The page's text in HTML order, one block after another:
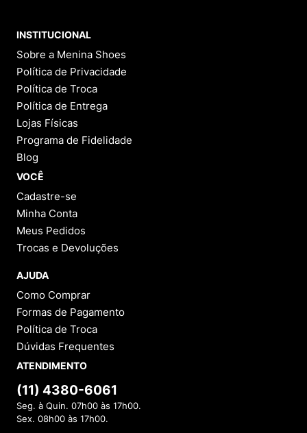
INSTITUCIONAL
Sobre a Menina Shoes
Política de Privacidade
Política de Troca
Política de Entrega
Lojas Físicas
Programa de Fidelidade
Blog
VOCÊ
Cadastre-se
Minha Conta
Meus Pedidos
Trocas e Devoluções
AJUDA
Como Comprar
Formas de Pagamento
Política de Troca
Dúvidas Frequentes
ATENDIMENTO
(11) 4380-6061
Seg. à Quin. 07h00 às 17h00.
Sex. 08h00 às 17h00.